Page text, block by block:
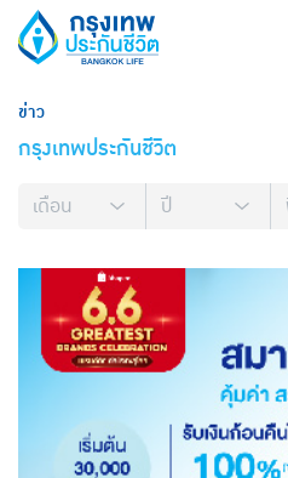
ข่าว
กรุงเทพประกันชีวิต